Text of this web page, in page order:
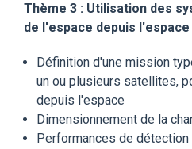
Thème 3 : Utilisation des
de l'espace depuis l'espace
Définition d'une mission
un ou plusieurs satellites,
depuis l'espace
Dimensionnement de la
Performances de